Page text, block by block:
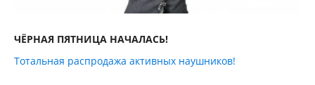
ЧЁРНАЯ ПЯТНИЦА НАЧАЛАСЬ!
Тотальная распродажа активных наушников!